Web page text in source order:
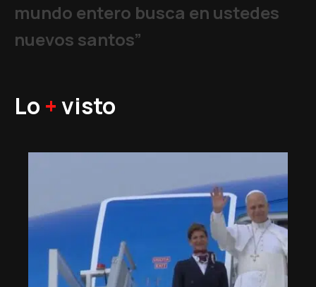
mundo entero busca en ustedes
nuevos santos”
Lo +visto